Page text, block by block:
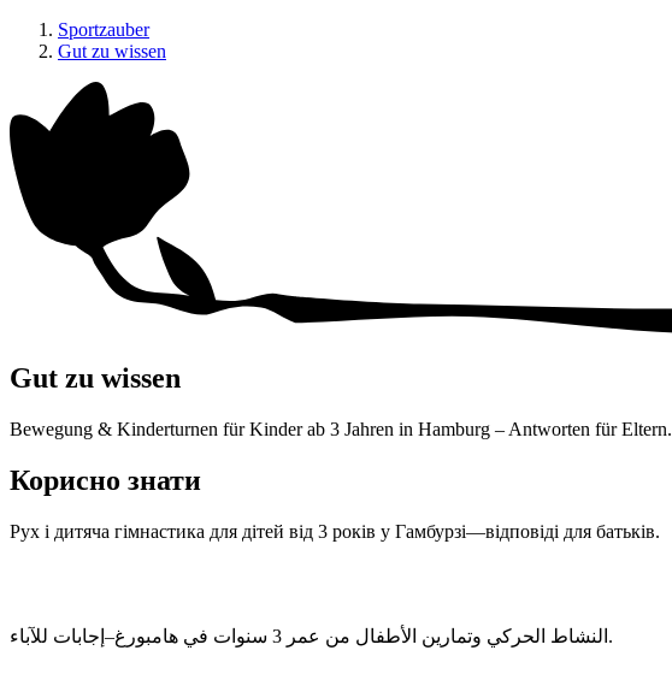
Sportzauber
Gut zu wissen
Gut zu wissen
Bewegung & Kinderturnen für Kinder ab 3 Jahren in Hamburg – Antworten für Eltern.
Корисно знати
Рух і дитяча гімнастика для дітей від 3 років у Гамбурзі—відповіді для батьків.
النشاط الحركي وتمارين الأطفال من عمر 3 سنوات في هامبورغ– إجابات للآباء.